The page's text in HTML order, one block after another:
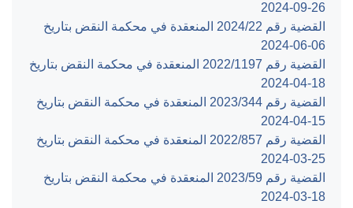
‎2024-09-26‏
القضية رقم ‎22‏/‎2024‏ المنعقدة في محكمة النقض بتاريخ
‎2024-06-06‏
القضية رقم ‎1197‏/‎2022‏ المنعقدة في محكمة النقض بتاريخ
‎2024-04-18‏
القضية رقم ‎344‏/‎2023‏ المنعقدة في محكمة النقض بتاريخ
‎2024-04-15‏
القضية رقم ‎857‏/‎2022‏ المنعقدة في محكمة النقض بتاريخ
‎2024-03-25‏
القضية رقم ‎59‏/‎2023‏ المنعقدة في محكمة النقض بتاريخ
‎2024-03-18‏